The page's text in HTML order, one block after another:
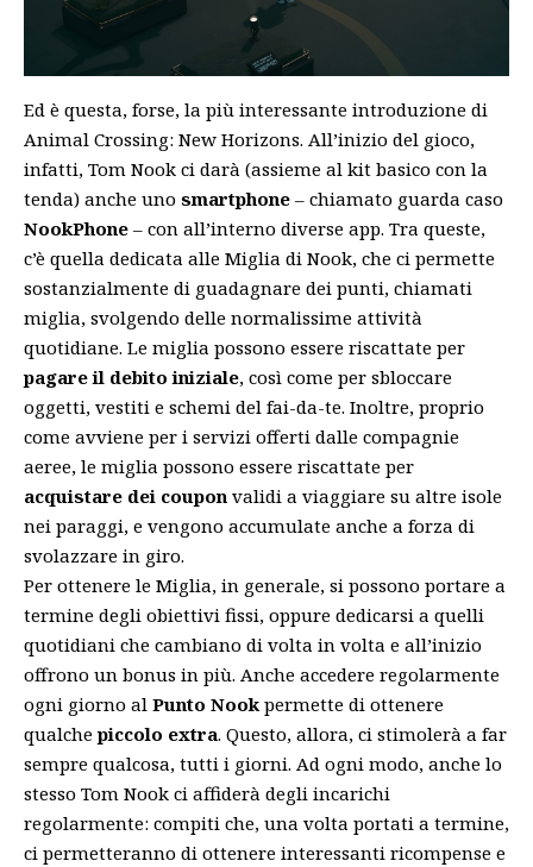
Ed è questa, forse, la più interessante introduzione di
Animal Crossing: New Horizons. All’inizio del gioco,
infatti, Tom Nook ci darà (assieme al kit basico con la
tenda) anche uno smartphone – chiamato guarda caso
NookPhone – con all’interno diverse app. Tra queste,
c’è quella dedicata alle Miglia di Nook, che ci permette
sostanzialmente di guadagnare dei punti, chiamati
miglia, svolgendo delle normalissime attività
quotidiane. Le miglia possono essere riscattate per
pagare il debito iniziale, così come per sbloccare
oggetti, vestiti e schemi del fai-da-te. Inoltre, proprio
come avviene per i servizi offerti dalle compagnie
aeree, le miglia possono essere riscattate per
acquistare dei coupon validi a viaggiare su altre isole
nei paraggi, e vengono accumulate anche a forza di
svolazzare in giro.
Per ottenere le Miglia, in generale, si possono portare a
termine degli obiettivi fissi, oppure dedicarsi a quelli
quotidiani che cambiano di volta in volta e all’inizio
offrono un bonus in più. Anche accedere regolarmente
ogni giorno al Punto Nookpermette di ottenere
qualchepiccolo extra. Questo, allora, ci stimolerà a far
sempre qualcosa, tutti i giorni. Ad ogni modo, anche lo
stesso Tom Nook ci affiderà degli incarichi
regolarmente: compiti che, una volta portati a termine,
ci permetteranno di ottenere interessanti ricompense e